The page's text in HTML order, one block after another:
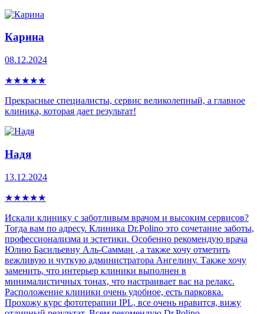
Карина
08.12.2024
★★★★★
Прекрасные специалисты, сервис великолепный, а главное
клиника, которая дает результат!
Надя
13.12.2024
★★★★★
Искали клинику с заботливым врачом и высоким сервисов?
Тогда вам по адресу. Клиника Dr.Polino это сочетание заботы,
профессионализма и эстетики. Особенно рекомендую врача
Юлию Басильевну Аль-Самман , а также хочу отметить
вежливую и чуткую администратора Ангелину. Также хочу
заменить, что интерьер клиники выполнен в
минималистичных тонах, что настраивает вас на релакс.
Расположение клиники очень удобное, есть парковка.
Прохожу курс фототерапии IPL, все очень нравится, вижу